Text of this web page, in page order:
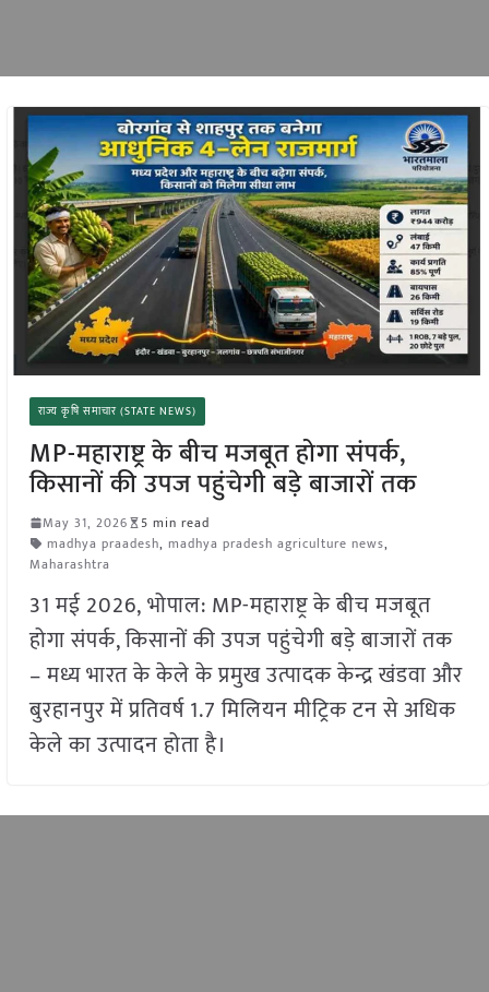
राज्य कृषि समाचार (STATE NEWS)
MP-महाराष्ट्र के बीच मजबूत होगा संपर्क,
किसानों की उपज पहुंचेगी बड़े बाजारों तक
May 31, 2026
5 min read
madhya praadesh, madhya pradesh agriculture news,
Maharashtra
31 मई 2026, भोपाल: MP-महाराष्ट्र के बीच मजबूत
होगा संपर्क, किसानों की उपज पहुंचेगी बड़े बाजारों तक
– मध्य भारत के केले के प्रमुख उत्पादक केन्द्र खंडवा और
बुरहानपुर में प्रतिवर्ष 1.7 मिलियन मीट्रिक टन से अधिक
केले का उत्पादन होता है।